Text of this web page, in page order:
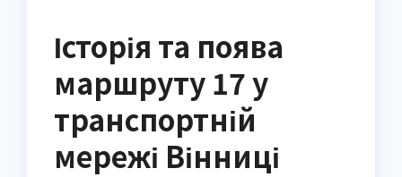
Історія та поява
маршруту 17 у
транспортній
мережі Вінниці